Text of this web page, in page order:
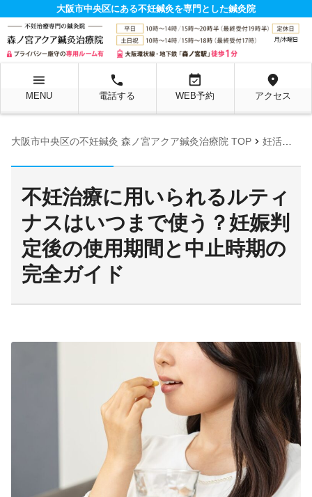
大阪市中央区にある不妊鍼灸を専門とした鍼灸院
menu
MENU
local_phone
電話する
event_available
WEB予約
location_on
アクセス
大阪市中央区の不妊鍼灸 森ノ宮アクア鍼灸治療院 TOP chevron_right 妊活お役立ち情報ページ
不妊治療に用いられるルティ
ナスはいつまで使う？妊娠判
定後の使用期間と中止時期の
完全ガイド